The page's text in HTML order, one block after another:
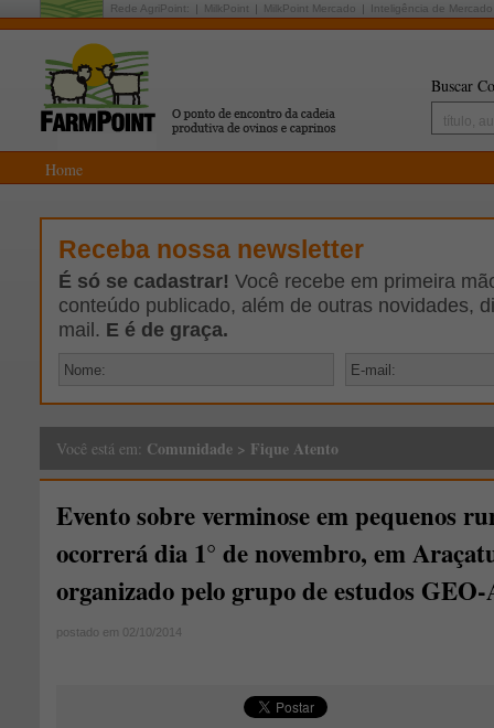
Rede AgriPoint: MilkPoint MilkPoint Mercado Inteligência de Mercado
Buscar
Home
Receba nossa newsletter
É só se cadastrar! Você recebe em primeira
conteúdo publicado, além de outras novidades,
mail. E é de graça.
Você está em: Comunidade > Fique Atento
Evento sobre verminose em pequenos
ocorrerá dia 1° de novembro, em
organizado pelo grupo de estudos
postado em 02/10/2014